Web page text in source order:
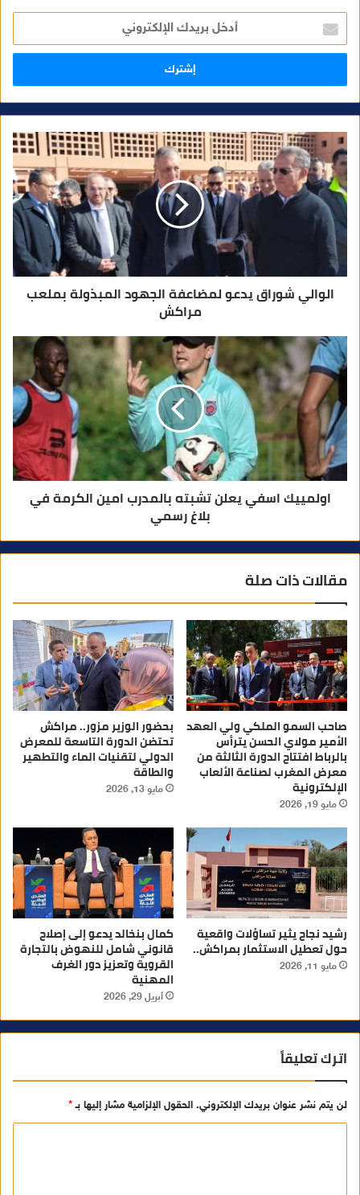
خ
ل
ر
ا
ل
إ
ل
ك
ت
ر
و
الوالي شوراق يدعو لمضاعفة الجهود المبذولة بملعب
مراكش
اولمييك اسفي يعلن تشبته بالمدرب امين الكرمة في
بلاغ رسمي
مقالات ذات صلة
صاحب السمو الملكي ولي العهد
الأمير مولاي الحسن يترأس
بالرباط افتتاح الدورة الثالثة من
معرض المغرب لصناعة الألعاب
الإلكترونية
مايو 19, 2026
بحضور الوزير مزور.. مراكش
تحتضن الدورة التاسعة للمعرض
الدولي لتقنيات الماء والتطهير
والطاقة
مايو 13, 2026
رشيد نجاح يثير تساؤلات واقعية
حول تعطيل الاستثمار بمراكش..
مايو 11, 2026
كمال بنخالد يدعو إلى إصلاح
قانوني شامل للنهوض بالتجارة
القروية وتعزيز دور الغرف
المهنية
أبريل 29, 2026
اترك تعليقاً
لن يتم نشر عنوان بريدك الإلكتروني. الحقول الإلزامية مشار إليها بـ*